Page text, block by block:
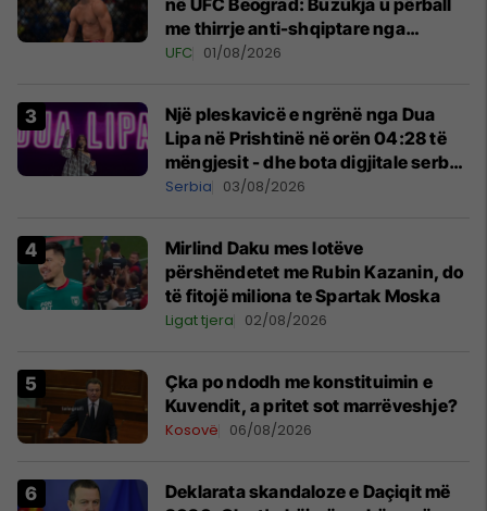
në UFC Beograd: Buzukja u përball
me thirrje anti-shqiptare nga
tribunat
UFC 01/08/2026
Një pleskavicë e ngrënë nga Dua
Lipa në Prishtinë në orën 04:28 të
mëngjesit - dhe bota digjitale serbe
shpall gjendjen e luftës
Serbia 03/08/2026
Mirlind Daku mes lotëve
përshëndetet me Rubin Kazanin, do
të fitojë miliona te Spartak Moska
Ligat tjera 02/08/2026
Çka po ndodh me konstituimin e
Kuvendit, a pritet sot marrëveshje?
Kosovë 06/08/2026
​Deklarata skandaloze e Daçiqit më